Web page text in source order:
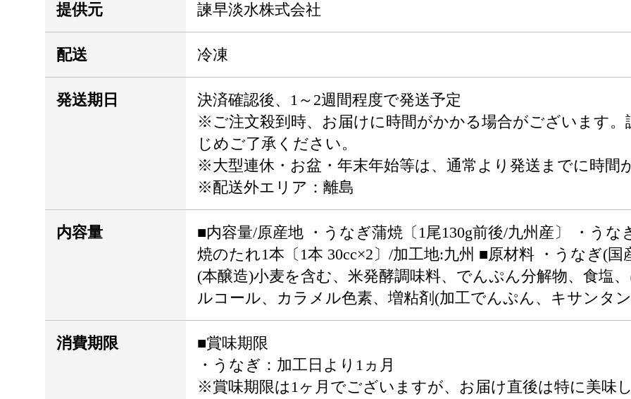
提供元 諫早淡水株式会社
配送 冷凍
発送期日
決済確認後、1～2週間程度で発送予定
※ご注文殺到時、お届けに時間がかかる場合がございます
じめご了承ください。
※大型連休・お盆・年末年始等は、通常より発送までに時間
※配送外エリア：離島
内容量
■内容量/原産地 ・うなぎ蒲焼〔1尾130g前後/九州産〕 ・うな
焼のたれ1本〔1本 30cc×2〕/加工地:九州 ■原材料 ・うなぎ(
(本醸造)小麦を含む、米発酵調味料、でんぷん分解物、食塩
ルコール、カラメル色素、増粘剤(加工でんぷん、キサンタ
消費期限
■賞味期限
・うなぎ：加工日より1ヵ月
※賞味期限は1ヶ月でございますが、お届け直後は特に美味